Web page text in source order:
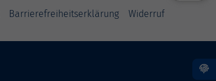
Barrierefreiheitserklärung Widerruf